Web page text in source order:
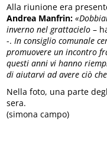
Alla riunione era
Andrea Manfrin:
inverno nel grattacielo –
-. In consiglio comunale
promuovere un incontro
questi anni vi hanno
di aiutarvi ad avere ciò
Nella foto, una parte
sera.
(simona campo)